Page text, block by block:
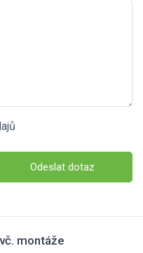
Odeslat dotaz
montáže